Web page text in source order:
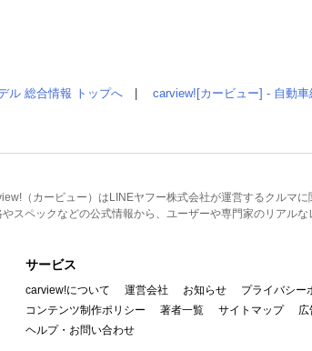
ル 総合情報 トップへ carview![カービュー] - 自動
（カービュー）はLINEヤフー株式会社が運営するクルマ
やスペックなどの公式情報から、ユーザーや専門家のリアル
サービス
carview!について 運営会社 お知らせ プライバシー
コンテンツ制作ポリシー
著者一覧 サイトマップ 広
ヘルプ・お問い合わせ